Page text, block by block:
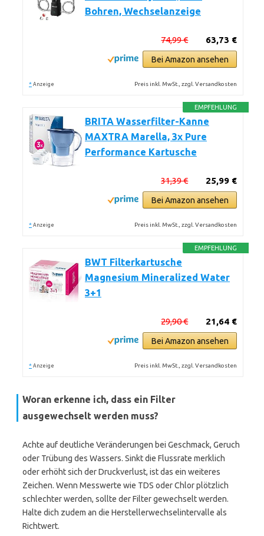
Bohren, Wechselanzeige
63,73 €
74,99 €
Bei Amazon ansehen
* Anzeige Preis inkl. MwSt., zzgl. Versandkosten
EMPFEHLUNG
BRITA Wasserfilter-Kanne
MAXTRA Marella, 3x Pure
Performance Kartusche
25,99 €
31,39 €
Bei Amazon ansehen
* Anzeige Preis inkl. MwSt., zzgl. Versandkosten
EMPFEHLUNG
BWT Filterkartusche
Magnesium Mineralized Water
3+1
21,64 €
29,90 €
Bei Amazon ansehen
* Anzeige Preis inkl. MwSt., zzgl. Versandkosten
Woran erkenne ich, dass ein Filter
ausgewechselt werden muss?
Achte auf deutliche Veränderungen bei Geschmack, Geruch
oder Trübung des Wassers. Sinkt die Flussrate merklich
oder erhöht sich der Druckverlust, ist das ein weiteres
Zeichen. Wenn Messwerte wie TDS oder Chlor plötzlich
schlechter werden, sollte der Filter gewechselt werden.
Halte dich zudem an die Herstellerwechselintervalle als
Richtwert.